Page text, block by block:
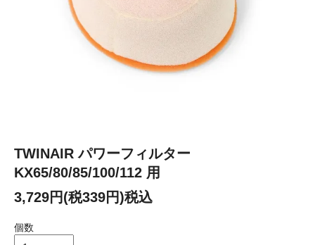
TWINAIR パワーフィルター
KX65/80/85/100/112 用
3,729円(税339円)税込
個数